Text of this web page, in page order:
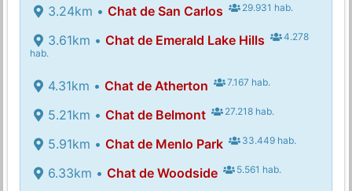
3.24km • Chat de San Carlos 29.931 hab.
3.61km • Chat de Emerald Lake Hills
4.278
hab.
4.31km • Chat de Atherton 7.167 hab.
5.21km • Chat de Belmont 27.218 hab.
5.91km • Chat de Menlo Park 33.449 hab.
6.33km • Chat de Woodside 5.561 hab.